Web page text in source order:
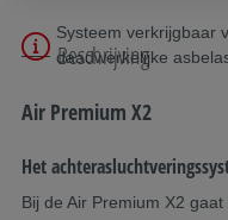
Systeem verkrijgbaar
daadwerkelijke
Beschrijving
Air Premium X2
Het
Bij de Air Premium X2